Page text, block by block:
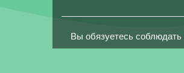
Вы обязуетесь соблюдать